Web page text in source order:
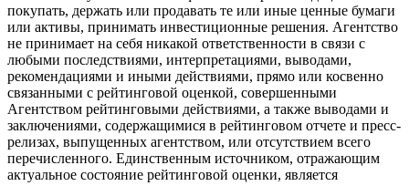
покупать, держать или продавать те или иные ценные бумаги
или активы, принимать инвестиционные решения. Агентство
не принимает на себя никакой ответственности в связи с
любыми последствиями, интерпретациями, выводами,
рекомендациями и иными действиями, прямо или косвенно
связанными с рейтинговой оценкой, совершенными
Агентством рейтинговыми действиями, а также выводами и
заключениями, содержащимися в рейтинговом отчете и пресс-
релизах, выпущенных агентством, или отсутствием всего
перечисленного. Единственным источником, отражающим
актуальное состояние рейтинговой оценки, является